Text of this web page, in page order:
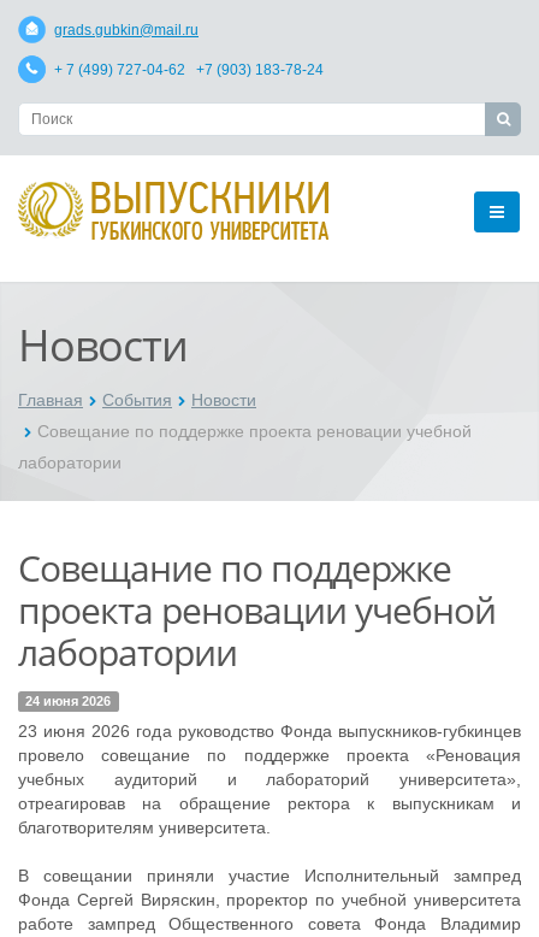
grads.gubkin@mail.ru
+ 7 (499) 727-04-62 +7 (903) 183-78-24
Новости
Главная События
Новости
Совещание по поддержке проекта реновации учебной
лаборатории
Совещание по поддержке
проекта реновации учебной
лаборатории
24 июня 2026
23 июня 2026 года руководство Фонда выпускников-губкинцев
провело совещание по поддержке проекта «Реновация
учебных аудиторий и лабораторий университета»,
отреагировав на обращение ректора к выпускникам и
благотворителям университета.
В совещании приняли участие Исполнительный зампред
Фонда Сергей Виряскин, проректор по учебной университета
работе зампред Общественного совета Фонда Владимир